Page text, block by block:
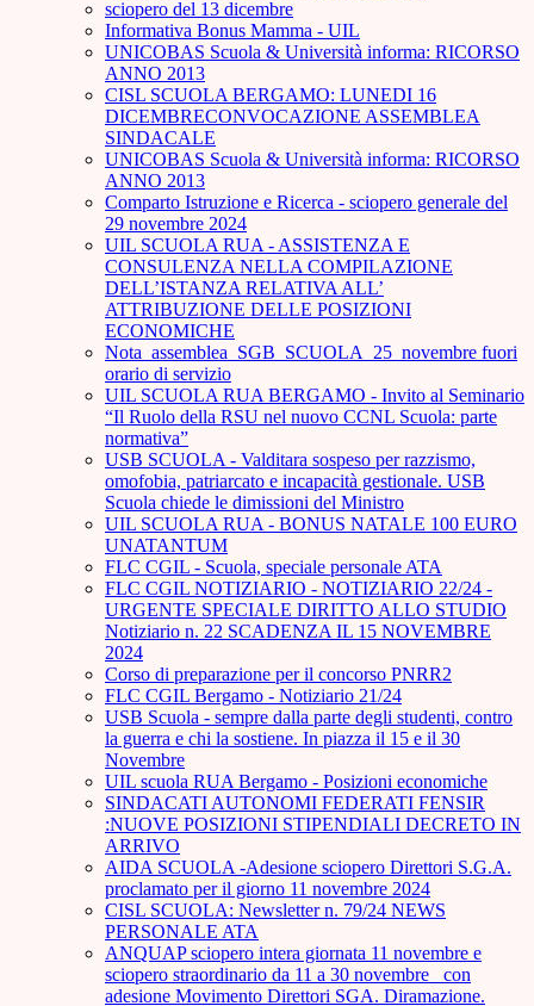
sciopero del 13 dicembre
Informativa Bonus Mamma - UIL
UNICOBAS Scuola & Università informa: RICORSO
ANNO 2013
CISL SCUOLA BERGAMO: LUNEDI 16
DICEMBRECONVOCAZIONE ASSEMBLEA
SINDACALE
UNICOBAS Scuola & Università informa: RICORSO
ANNO 2013
Comparto Istruzione e Ricerca - sciopero generale del
29 novembre 2024
UIL SCUOLA RUA - ASSISTENZA E
CONSULENZA NELLA COMPILAZIONE
DELL’ISTANZA RELATIVA ALL’
ATTRIBUZIONE DELLE POSIZIONI
ECONOMICHE
Nota_assemblea_SGB_SCUOLA_25_novembre fuori
orario di servizio
UIL SCUOLA RUA BERGAMO - Invito al Seminario
“Il Ruolo della RSU nel nuovo CCNL Scuola: parte
normativa”
USB SCUOLA - Valditara sospeso per razzismo,
omofobia, patriarcato e incapacità gestionale. USB
Scuola chiede le dimissioni del Ministro
UIL SCUOLA RUA - BONUS NATALE 100 EURO
UNATANTUM
FLC CGIL - Scuola, speciale personale ATA
FLC CGIL NOTIZIARIO - NOTIZIARIO 22/24 -
URGENTE SPECIALE DIRITTO ALLO STUDIO
Notiziario n. 22 SCADENZA IL 15 NOVEMBRE
2024
Corso di preparazione per il concorso PNRR2
FLC CGIL Bergamo - Notiziario 21/24
USB Scuola - sempre dalla parte degli studenti, contro
la guerra e chi la sostiene. In piazza il 15 e il 30
Novembre
UIL scuola RUA Bergamo - Posizioni economiche
SINDACATI AUTONOMI FEDERATI FENSIR
:NUOVE POSIZIONI STIPENDIALI DECRETO IN
ARRIVO
AIDA SCUOLA -Adesione sciopero Direttori S.G.A.
proclamato per il giorno 11 novembre 2024
CISL SCUOLA: Newsletter n. 79/24 NEWS
PERSONALE ATA
ANQUAP sciopero intera giornata 11 novembre e
sciopero straordinario da 11 a 30 novembre_ con
adesione Movimento Direttori SGA. Diramazione.